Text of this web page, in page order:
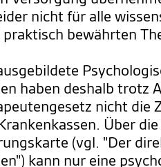
nicht für alle
bewährten
haben deshalb trotz
nicht die
Über die
(vgl. "Der
kann nur eine